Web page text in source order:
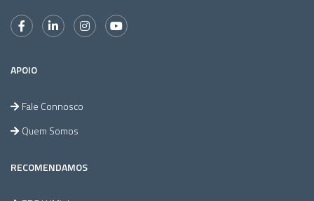
APOIO
Fale Connosco
Quem Somos
RECOMENDAMOS